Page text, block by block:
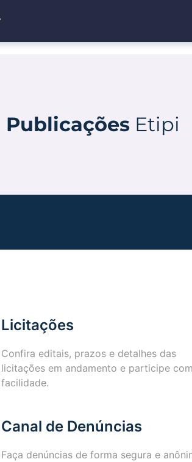
PublicaçõesEtipi
Licitações
Confira editais, prazos e detalhes das
licitações em andamento e participe com
facilidade.
Canal de Denúncias
Faça denúncias de forma segura e